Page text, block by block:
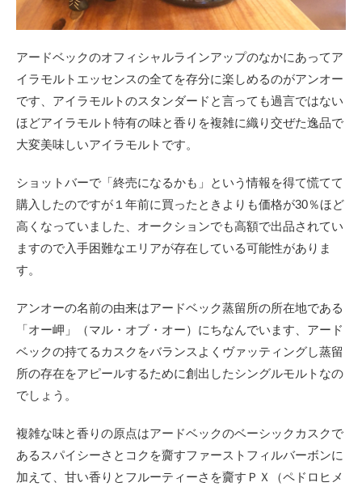
アードベックのオフィシャルラインアップのなかにあってア
イラモルトエッセンスの全てを存分に楽しめるのがアンオー
です、アイラモルトのスタンダードと言っても過言ではない
ほどアイラモルト特有の味と香りを複雑に織り交ぜた逸品で
大変美味しいアイラモルトです。
ショットバーで「終売になるかも」という情報を得て慌てて
購入したのですが１年前に買ったときよりも価格が30％ほど
高くなっていました、オークションでも高額で出品されてい
ますので入手困難なエリアが存在している可能性がありま
す。
アンオーの名前の由来はアードベック蒸留所の所在地である
「オー岬」（マル・オブ・オー）にちなんでいます、アード
ベックの持てるカスクをバランスよくヴァッティングし蒸留
所の存在をアピールするために創出したシングルモルトなの
でしょう。
複雑な味と香りの原点はアードベックのベーシックカスクで
あるスパイシーさとコクを齎すファーストフィルバーボンに
加えて、甘い香りとフルーティーさを齎すＰＸ（ペドロヒメ